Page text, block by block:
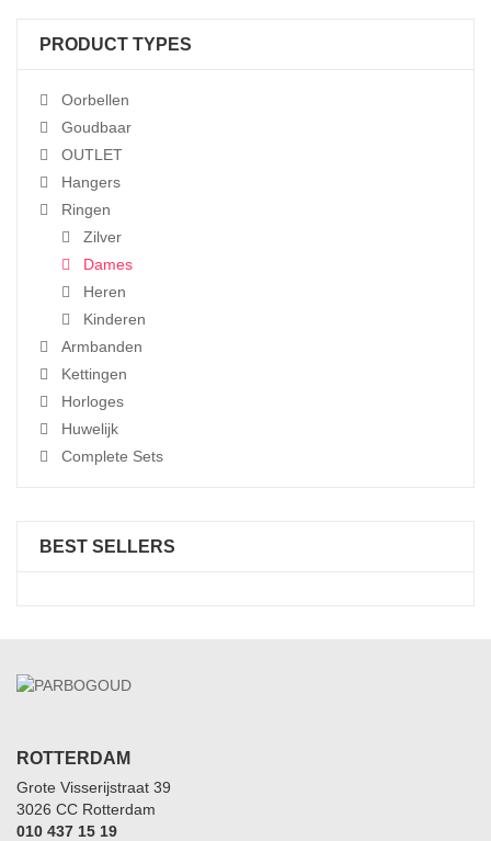
PRODUCT TYPES
Oorbellen
Goudbaar
OUTLET
Hangers
Ringen
Zilver
Dames
Heren
Kinderen
Armbanden
Kettingen
Horloges
Huwelijk
Complete Sets
BEST SELLERS
ROTTERDAM
Grote Visserijstraat 39
3026 CC Rotterdam
010 437 15 19